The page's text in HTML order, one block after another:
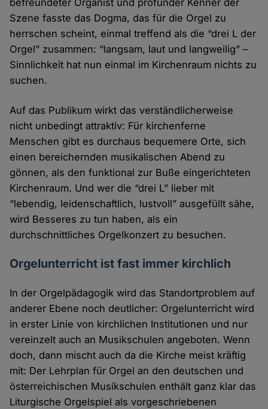
befreundeter Organist und profunder Kenner der
Szene fasste das Dogma, das für die Orgel zu
herrschen scheint, einmal treffend als die “drei L der
Orgel” zusammen: “langsam, laut und langweilig” –
Sinnlichkeit hat nun einmal im Kirchenraum nichts zu
suchen.
Auf das Publikum wirkt das verständlicherweise
nicht unbedingt attraktiv: Für kirchenferne
Menschen gibt es durchaus bequemere Orte, sich
einen bereichernden musikalischen Abend zu
gönnen, als den funktional zur Buße eingerichteten
Kirchenraum. Und wer die “drei L” lieber mit
“lebendig, leidenschaftlich, lustvoll” ausgefüllt sähe,
wird Besseres zu tun haben, als ein
durchschnittliches Orgelkonzert zu besuchen.
Orgelunterricht ist fast immer kirchlich
In der Orgelpädagogik wird das Standortproblem auf
anderer Ebene noch deutlicher: Orgelunterricht wird
in erster Linie von kirchlichen Institutionen und nur
vereinzelt auch an Musikschulen angeboten. Wenn
doch, dann mischt auch da die Kirche meist kräftig
mit: Der Lehrplan für Orgel an den deutschen und
österreichischen Musikschulen enthält ganz klar das
Liturgische Orgelspiel als vorgeschriebenen